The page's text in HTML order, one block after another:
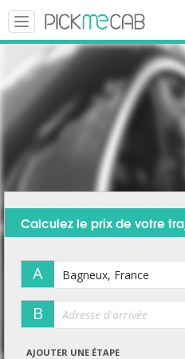
Toggle
navigation
Calculez le prix de votre
A
B
AJOUTER UNE ÉTAPE